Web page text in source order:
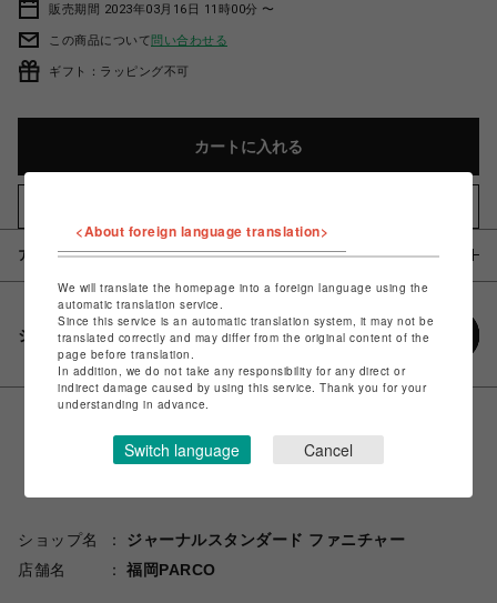
販売期間 2023年03月16日 11時00分 〜
この商品について問い合わせる
ギフト：ラッピング不可
カートに入れる
アイテム説明 / 素材
シェアする
ショップ名
ジャーナルスタンダード ファニチャー
店舗名
福岡PARCO
<About foreign language translation>
We will translate the homepage into a foreign language using the
automatic translation service.
Since this service is an automatic translation system, it may not be
translated correctly and may differ from the original content of the
page before translation.
In addition, we do not take any responsibility for any direct or
indirect damage caused by using this service. Thank you for your
understanding in advance.
Switch language Cancel